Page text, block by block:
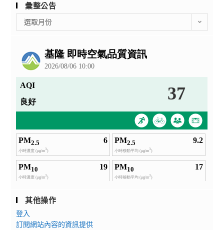
彙整公告
整
選取月份
其他操作
登入
訂閱網站內容的資訊提供